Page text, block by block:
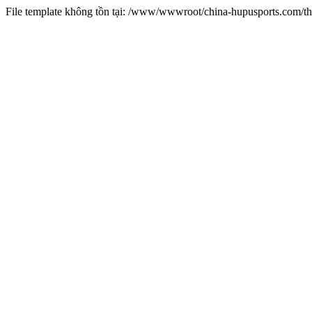
File template không tồn tại: /www/wwwroot/china-hupusports.com/